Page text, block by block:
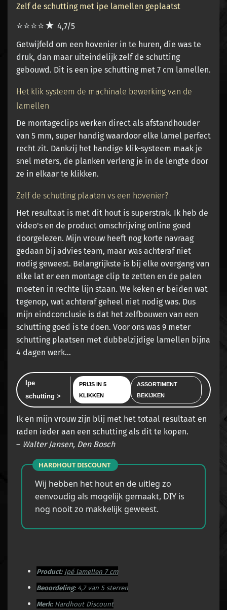
Zelf de schutting met ipe lamellen geplaatst
⭐⭐⭐⭐★ 4,7/5
Getwijfeld om een hovenier in te huren, die was te
druk, dan maar uiteindelijk zelf de schutting
gebouwd. Dit is een ipe schutting met 7 cm lamellen.
Het klik systeem de machinale bewerking van de
lamellen
De montageclips werken direct als afstandhouder
van 5 mm, super handig waardoor elke lamel perfect
recht zit. Dankzij het handige klik-systeem maak je
snel meters, de planken verleng je in de lengte door
ze in elkaar te klikken.
Zelf de schutting plaaten vs een hovenier?
Het resultaat is met dit hout is superstrak. Ik heb de
video's en de product omschrijving online goed
doorgelezen. Mijn vrouw heeft nog korte navraag
gedaan bij advies team, maar was achteraf niet
nodig geweest. Belangrijkste is bij elke overgang van
elke lat er een montage clip te zetten en de palen
moeten in rechte lijn staan. We keken er beiden wat
tegenop, wat achteraf geheel niet nodig was. Dus
mijn eindconclusie is dat het zelfbouwen van een
schutting goed is te doen. Voor ons was 9 meter
schutting plaatsen met dubbelzijdige lamellen bijna
4 dagen werk...
Ipe
schutting >
PRIJS IN 5
KLIKKEN
ASSORTIMENT
BEKIJKEN
Ik en mijn vrouw zijn blij met het totaal resultaat en
raden ieder aan een schutting als dit te kopen.
– Walter Jansen, Den Bosch
HARDHOUT DISCOUNT
Wij hebben het hout en de uitleg zo
eenvoudig als mogelijk gemaakt, DIY is
nog nooit zo makkelijk geweest.
Product: Ipé lamellen 7 cm
Beoordeling:4,7 van 5 sterren
Merk:Hardhout Discount